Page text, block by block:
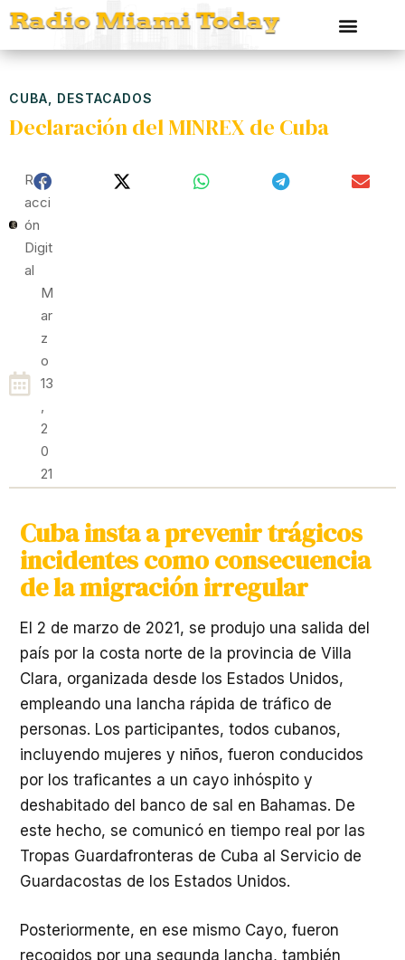
CUBA DESTACADOS
Declaración del MINREX de Cuba
Red
Acci
Ón
Digit
Al
M
Ar
Z
O
13
,
2
0
21
Cuba insta a prevenir trágicos
incidentes como consecuencia
de la migración irregular
El 2 de marzo de 2021, se produjo una salida del
país por la costa norte de la provincia de Villa
Clara, organizada desde los Estados Unidos,
empleando una lancha rápida de tráfico de
personas. Los participantes, todos cubanos,
incluyendo mujeres y niños, fueron conducidos
por los traficantes a un cayo inhóspito y
deshabitado del banco de sal en Bahamas. De
este hecho, se comunicó en tiempo real por las
Tropas Guardafronteras de Cuba al Servicio de
Guardacostas de los Estados Unidos.
Posteriormente, en ese mismo Cayo, fueron
recogidos por una segunda lancha, también